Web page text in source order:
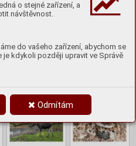
o stejné zařízení, a
návštěvnost.
do vašeho zařízení, abychom se
je kdykoli později upravit ve Správě
Odmítám